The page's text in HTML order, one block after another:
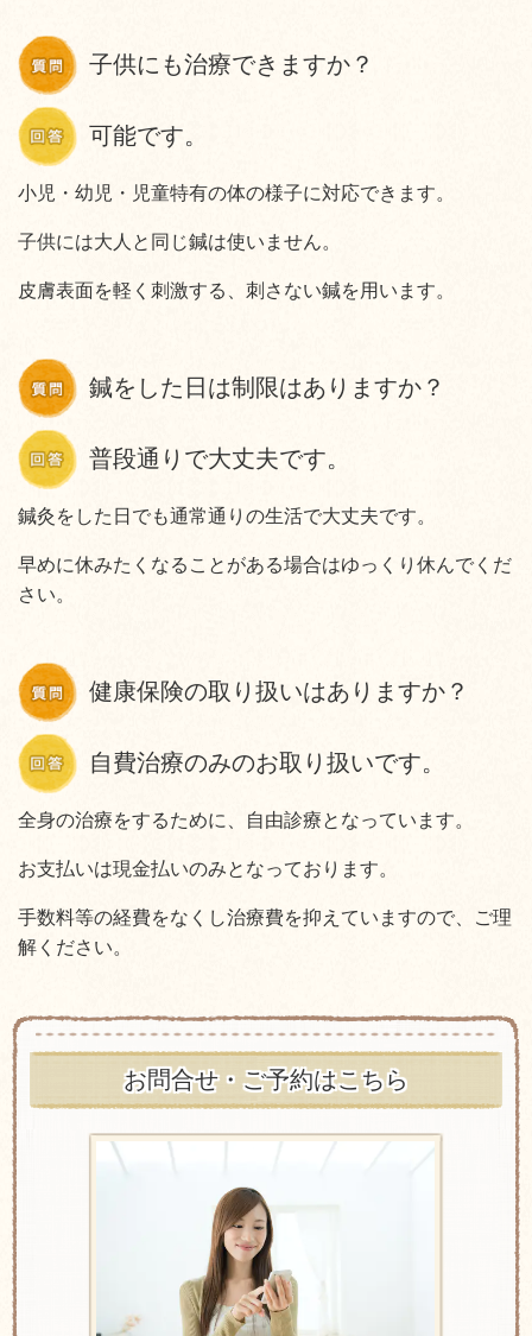
子供にも治療できますか？
可能です。
小児・幼児・児童特有の体の様子に対応できます。
子供には大人と同じ鍼は使いません。
皮膚表面を軽く刺激する、刺さない鍼を用います。
鍼をした日は制限はありますか？
普段通りで大丈夫です。
鍼灸をした日でも通常通りの生活で大丈夫です。
早めに休みたくなることがある場合はゆっくり休んでくだ
さい。
健康保険の取り扱いはありますか？
自費治療のみのお取り扱いです。
全身の治療をするために、自由診療となっています。
お支払いは現金払いのみとなっております。
手数料等の経費をなくし治療費を抑えていますので、ご理
解ください。
お問合せ・ご予約はこちら